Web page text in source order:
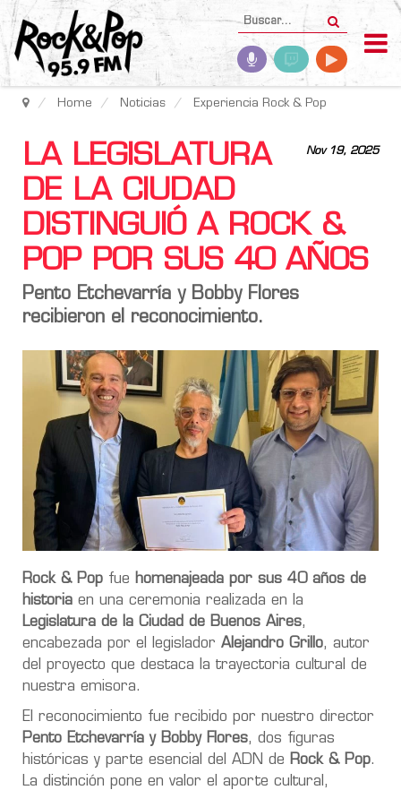
Home Noticias Experiencia Rock & Pop
Nov 19, 2025
LA LEGISLATURA
DE LA CIUDAD
DISTINGUIÓ A ROCK &
POP POR SUS 40 AÑOS
Pento Etchevarría y Bobby Flores
recibieron el reconocimiento.
Rock & Pop fue homenajeada por sus 40 años de
historia en una ceremonia realizada en la
Legislatura de la Ciudad de Buenos Aires,
encabezada por el legislador Alejandro Grillo, autor
del proyecto que destaca la trayectoria cultural de
nuestra emisora.
El reconocimiento fue recibido por nuestro director
Pento Etchevarría y Bobby Flores, dos figuras
históricas y parte esencial del ADN de Rock & Pop.
La distinción pone en valor el aporte cultural,